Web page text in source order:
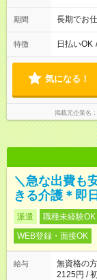
期間 長期でお
特徴 日払いOK /
気になる！
掲載元企業名
＼急な出費も
きる介護＊即
派遣 職種未経験OK
WEB登録・面接OK
給与
無資格の
2125円 /